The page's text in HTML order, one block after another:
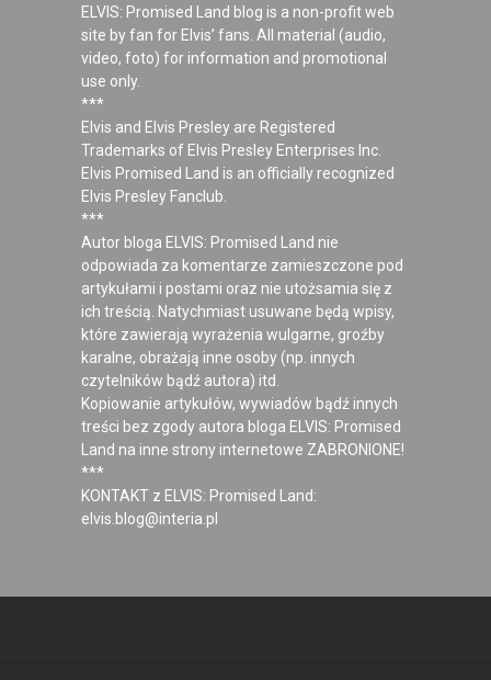
ELVIS: Promised Land blog is a non-profit web
site by fan for Elvis’ fans. All material (audio,
video, foto) for information and promotional
use only.
***
Elvis and Elvis Presley are Registered
Trademarks of Elvis Presley Enterprises Inc.
Elvis Promised Land is an officially recognized
Elvis Presley Fanclub.
***
Autor bloga ELVIS: Promised Land nie
odpowiada za komentarze zamieszczone pod
artykułami i postami oraz nie utożsamia się z
ich treścią. Natychmiast usuwane będą wpisy,
które zawierają wyrażenia wulgarne, groźby
karalne, obrażają inne osoby (np. innych
czytelników bądź autora) itd.
Kopiowanie artykułów, wywiadów bądź innych
treści bez zgody autora bloga ELVIS: Promised
Land na inne strony internetowe ZABRONIONE!
***
KONTAKT z ELVIS: Promised Land:
elvis.blog@interia.pl